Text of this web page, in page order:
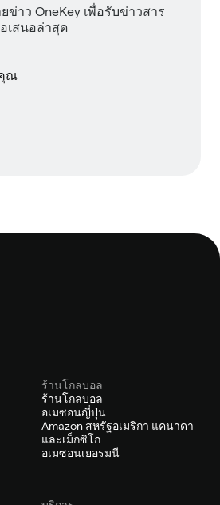
าว OneKey เพื่อรับข่าวสาร
สนอล่าสุด
ร้านโกลบอล
ร้านโกลบอล
อเมซอนญี่ปุ่น
Amazon สหรัฐอเมริกา แคนาดา
และเม็กซิโก
อเมซอนเยอรมนี